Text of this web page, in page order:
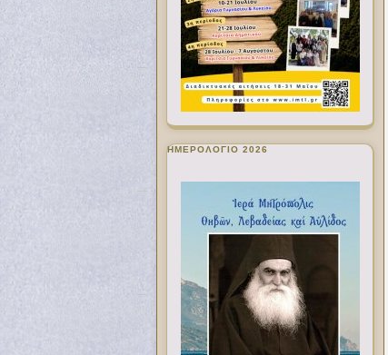
ΗΜΕΡΟΛΟΓΙΟ 2026